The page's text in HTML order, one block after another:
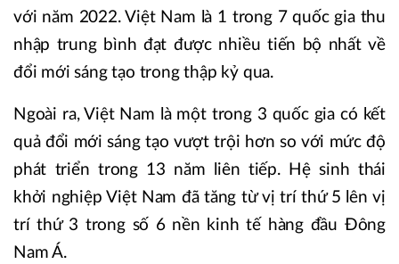
với năm 2022. Việt Nam là 1 trong 7 quốc gia thu
nhập trung bình đạt được nhiều tiến bộ nhất về
đổi mới sáng tạo trong thập kỷ qua.
Ngoài ra, Việt Nam là một trong 3 quốc gia có kết
quả đổi mới sáng tạo vượt trội hơn so với mức độ
phát triển trong 13 năm liên tiếp. Hệ sinh thái
khởi nghiệp Việt Nam đã tăng từ vị trí thứ 5 lên vị
trí thứ 3 trong số 6 nền kinh tế hàng đầu Đông
Nam Á.